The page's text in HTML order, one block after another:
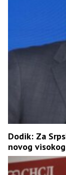
Dodik: Za
novog